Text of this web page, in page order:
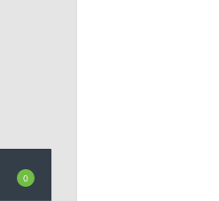
0